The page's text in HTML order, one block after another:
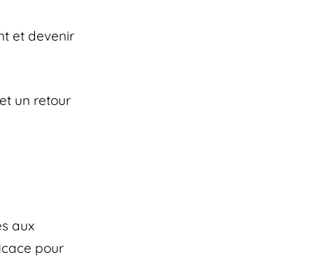
et devenir
un retour
aux
pour